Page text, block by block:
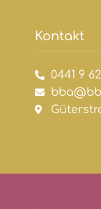
Kontakt
0441 9